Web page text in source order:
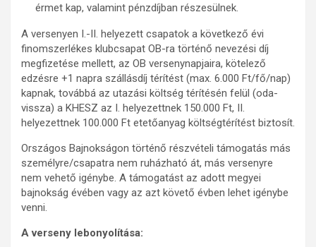
érmet kap, valamint pénzdíjban részesülnek.
A versenyen I.-II. helyezett csapatok a következő évi
finomszerlékes klubcsapat OB-ra történő nevezési díj
megfizetése mellett, az OB versenynapjaira, kötelező
edzésre +1 napra szállásdíj térítést (max. 6.000 Ft/fő/nap)
kapnak, továbbá az utazási költség térítésén felül (oda-
vissza) a KHESZ az I. helyezettnek 150.000 Ft, II.
helyezettnek 100.000 Ft etetőanyag költségtérítést biztosít.
Országos Bajnokságon történő részvételi támogatás más
személyre/csapatra nem ruházható át, más versenyre
nem vehető igénybe. A támogatást az adott megyei
bajnokság évében vagy az azt követő évben lehet igénybe
venni.
A verseny lebonyolítása: